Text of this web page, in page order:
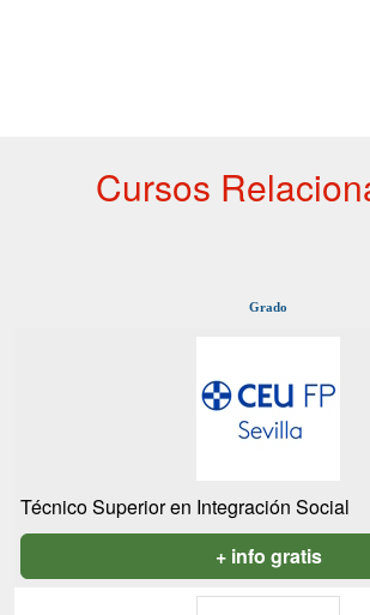
Cursos
Grado
Técnico Superior en Integración Social
+ info gratis